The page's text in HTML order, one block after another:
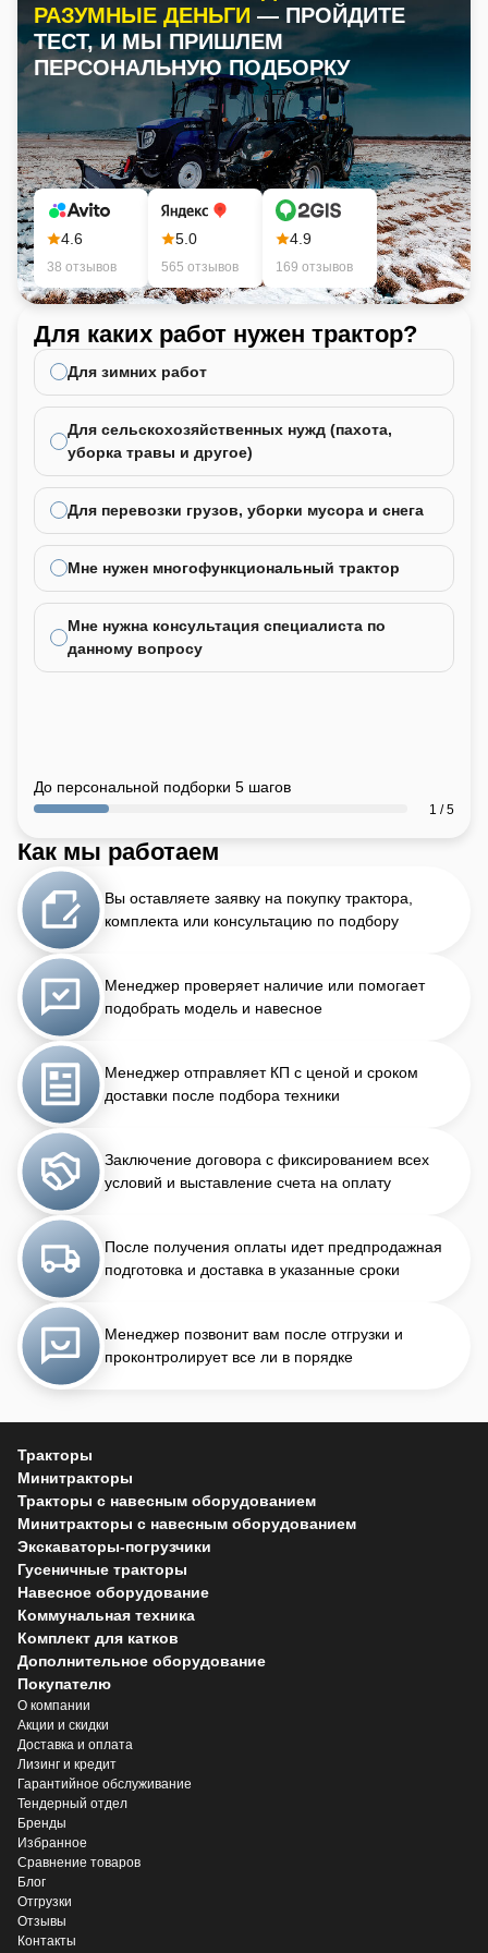
предлагает решения, которые не только соответствуют вашим
потребностям, но и превосходят их.
Выбирайте Lusna и доверяйте профессионалам, чтобы ваши
операции были выполнены быстро, качественно и
эффективно!
РАЗУМНЫЕ ДЕНЬГИ — ПРОЙДИТЕ
ТЕСТ, И МЫ ПРИШЛЕМ
ПЕРСОНАЛЬНУЮ ПОДБОРКУ
4.6
38 отзывов
5.0
565 отзывов
4.9
169 отзывов
Для каких работ нужен трактор?
Для зимних работ
Для сельскохозяйственных нужд (пахота,
уборка травы и другое)
Для перевозки грузов, уборки мусора и снега
Мне нужен многофункциональный трактор
Мне нужна консультация специалиста по
данному вопросу
До персональной подборки 5 шагов
1 / 5
Как мы работаем
Вы оставляете заявку на покупку трактора,
комплекта или консультацию по подбору
Менеджер проверяет наличие или помогает
подобрать модель и навесное
Менеджер отправляет КП с ценой и сроком
доставки после подбора техники
Заключение договора с фиксированием всех
условий и выставление счета на оплату
После получения оплаты идет предпродажная
подготовка и доставка в указанные сроки
Менеджер позвонит вам после отгрузки и
проконтролирует все ли в порядке
Тракторы
Минитракторы
Тракторы с навесным оборудованием
Минитракторы с навесным оборудованием
Экскаваторы-погрузчики
Гусеничные тракторы
Навесное оборудование
Коммунальная техника
Комплект для катков
Дополнительное оборудование
Покупателю
О компании
Акции и скидки
Доставка и оплата
Лизинг и кредит
Гарантийное обслуживание
Тендерный отдел
Бренды
Избранное
Сравнение товаров
Блог
Отгрузки
Отзывы
Контакты